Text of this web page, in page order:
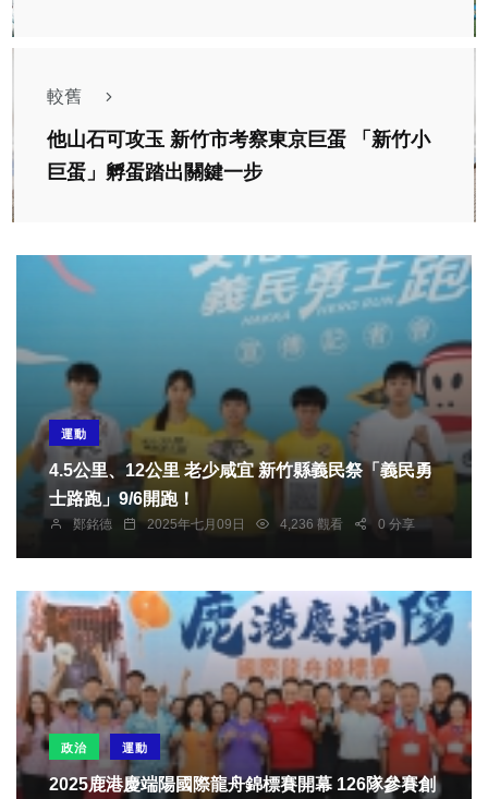
較舊
他山石可攻玉 新竹市考察東京巨蛋 「新竹小
巨蛋」孵蛋踏出關鍵一步
運動
4.5公里、12公里 老少咸宜 新竹縣義民祭「義民勇
士路跑」9/6開跑！
鄭銘德 2025年七月09日 4,236 觀看 0 分享
政治 運動
2025鹿港慶端陽國際龍舟錦標賽開幕 126隊參賽創